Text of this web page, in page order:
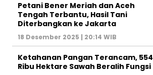
Petani Bener Meriah dan Aceh
Tengah Terbantu, Hasil Tani
Diterbangkan ke Jakarta
18 Desember 2025 | 20:14 WIB
Ketahanan Pangan Terancam, 554
Ribu Hektare Sawah Beralih Fungsi